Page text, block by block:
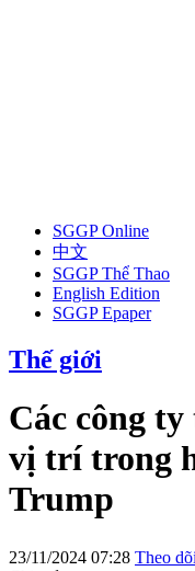
SGGP Online
中文
SGGP Thể Thao
English Edition
SGGP Epaper
Thế giới
Các công
vị trí trong
Trump
23/11/2024 07:28 Theo